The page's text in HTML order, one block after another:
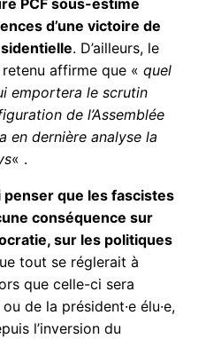
PCF sous-estime
d’une victoire de
. D’ailleurs, le
affirme que «quel
emportera le scrutin
de l’Assemblée
en dernière analyse la
« .
que les fascistes
conséquence sur
sur les politiques
tout se réglerait à
que celle-ci sera
de la président·e élu·e,
l’inversion du